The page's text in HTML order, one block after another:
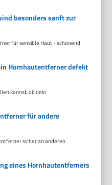
besonders sanft zur
für sensible Haut - schonend
Hornhautentferner defekt
kannst, ob dein
für andere
sicher an anderen
eines Hornhautentferners